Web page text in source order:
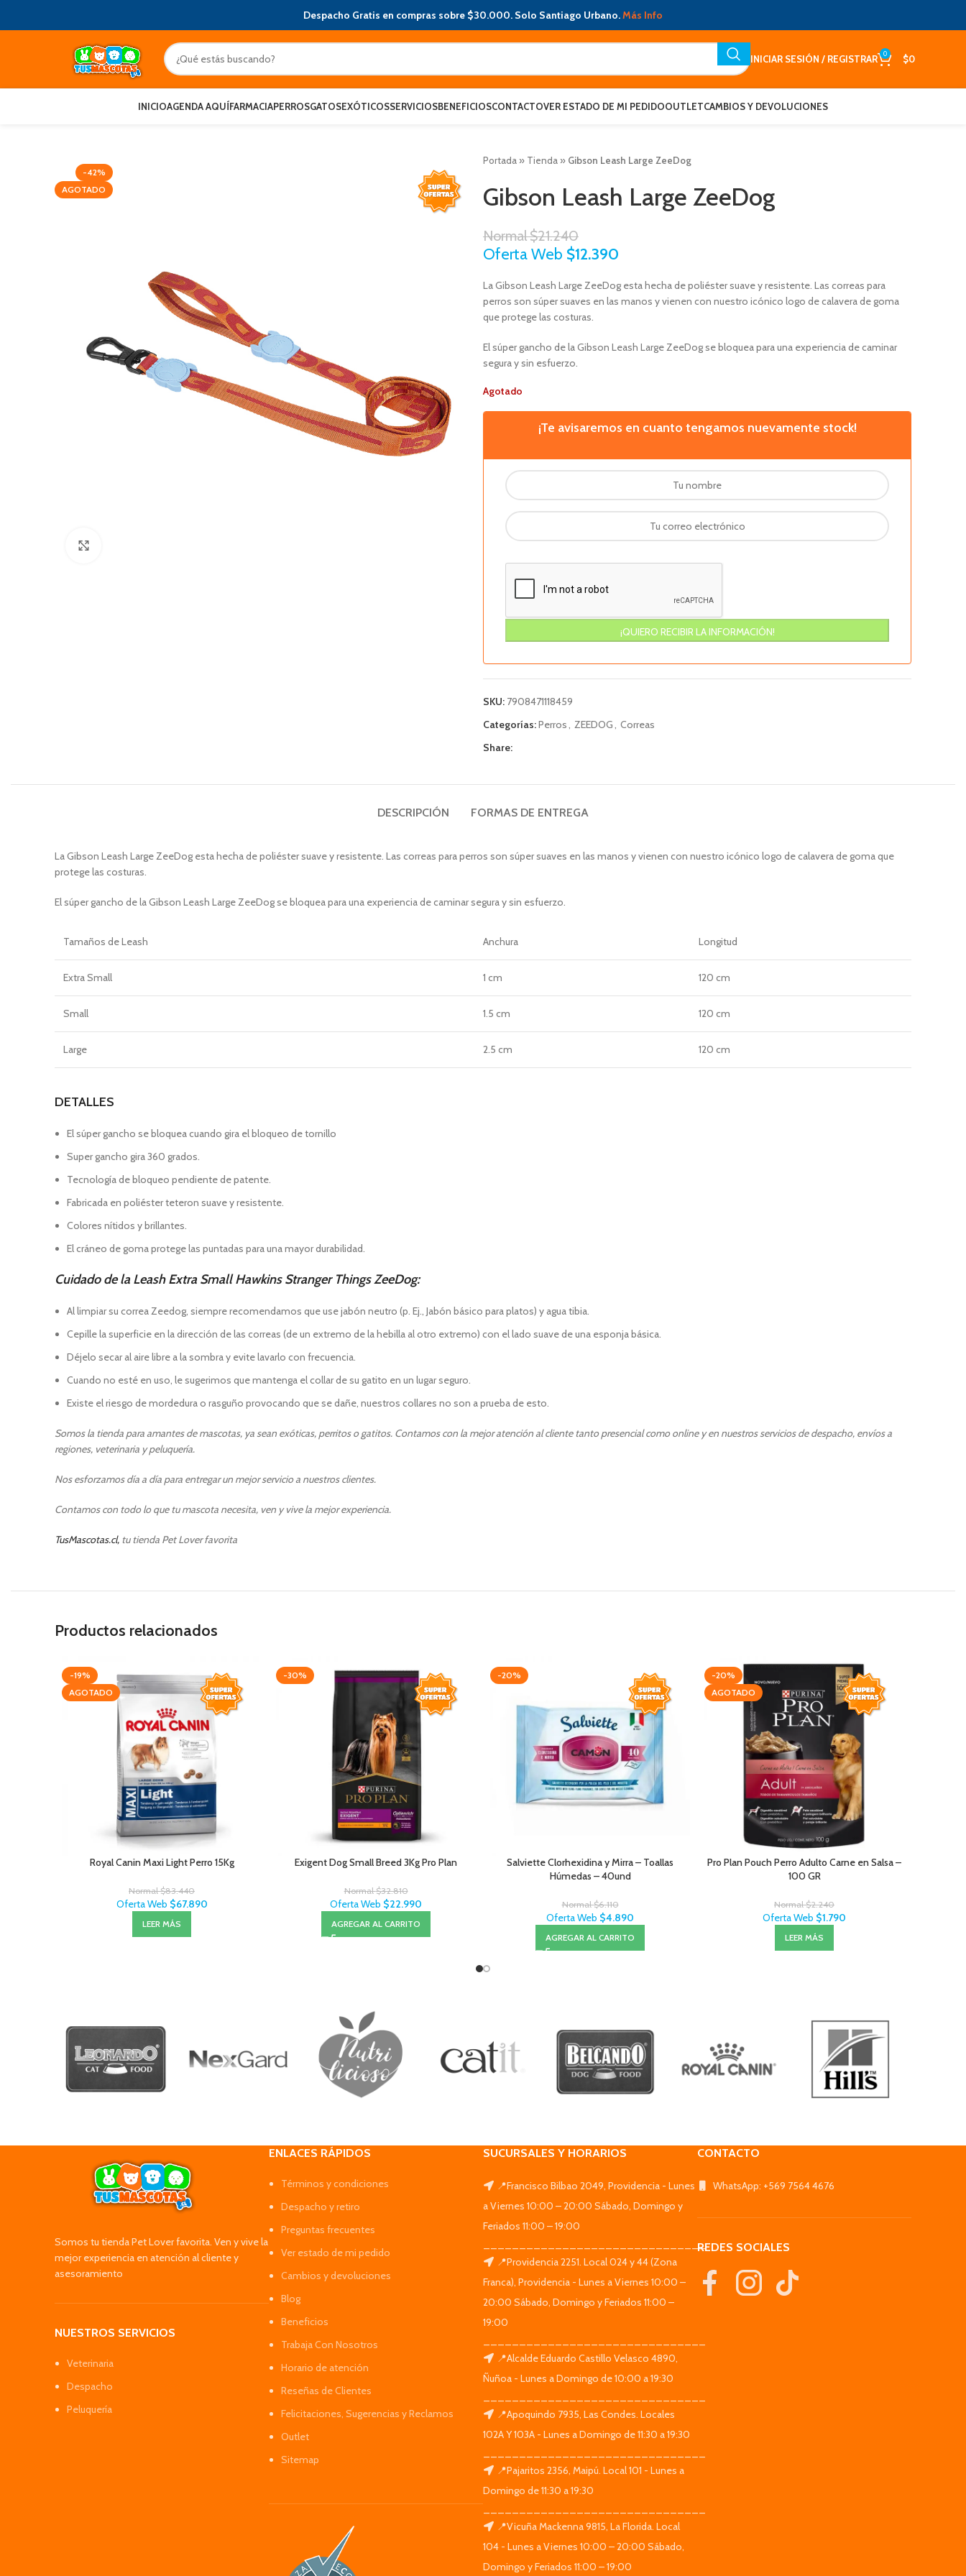
Despacho Gratis en compras sobre $30.000. Solo Santiago Urbano.Más Info
INICIAR SESIÓN / REGISTRAR 0 $0
INICIOAGENDA AQUÍFARMACIAPERROSGATOSEXÓTICOSSERVICIOSBENEFICIOSCONTACTOVER ESTADO DE MI PEDIDOOUTLETCAMBIOS Y DEVOLUCIONES
-42%
AGOTADO
Portada » Tienda » Gibson Leash Large ZeeDog
Gibson Leash Large ZeeDog
Normal$21.240
Oferta Web $12.390
La Gibson Leash Large ZeeDog esta hecha de poliéster suave y resistente. Las correas para
perros son súper suaves en las manos y vienen con nuestro icónico logo de calavera de goma
que protege las costuras.
El súper gancho de la Gibson Leash Large ZeeDog se bloquea para una experiencia de caminar
segura y sin esfuerzo.
Agotado
¡Te avisaremos en cuanto tengamos nuevamente stock!
SKU: 7908471118459
Categorías:Perros, ZEEDOG, Correas
Share:
DESCRIPCIÓN FORMAS DE ENTREGA
La Gibson Leash Large ZeeDog esta hecha de poliéster suave y resistente. Las correas para perros son súper suaves en las manos y vienen con nuestro icónico logo de calavera de goma que
protege las costuras.
El súper gancho de la Gibson Leash Large ZeeDog se bloquea para una experiencia de caminar segura y sin esfuerzo.
Tamaños de Leash Anchura Longitud
Extra Small 1 cm 120 cm
Small 1.5 cm 120 cm
Large 2.5 cm 120 cm
DETALLES
El súper gancho se bloquea cuando gira el bloqueo de tornillo
Super gancho gira 360 grados.
Tecnología de bloqueo pendiente de patente.
Fabricada en poliéster teteron suave y resistente.
Colores nítidos y brillantes.
El cráneo de goma protege las puntadas para una mayor durabilidad.
Cuidado de la Leash Extra Small Hawkins Stranger Things ZeeDog:
Al limpiar su correa Zeedog, siempre recomendamos que use jabón neutro (p. Ej., Jabón básico para platos) y agua tibia.
Cepille la superficie en la dirección de las correas (de un extremo de la hebilla al otro extremo) con el lado suave de una esponja básica.
Déjelo secar al aire libre a la sombra y evite lavarlo con frecuencia.
Cuando no esté en uso, le sugerimos que mantenga el collar de su gatito en un lugar seguro.
Existe el riesgo de mordedura o rasguño provocando que se dañe, nuestros collares no son a prueba de esto.
Somos la tienda para amantes de mascotas, ya sean exóticas, perritos o gatitos. Contamos con la mejor atención al cliente tanto presencial como online y en nuestros servicios de despacho, envíos a
regiones, veterinaria y peluquería.
Nos esforzamos día a día para entregar un mejor servicio a nuestros clientes.
Contamos con todo lo que tu mascota necesita, ven y vive la mejor experiencia.
TusMascotas.cl, tu tienda Pet Lover favorita
Productos relacionados
-19%
AGOTADO
Royal Canin Maxi Light Perro 15Kg
Normal$83.440
Oferta Web $67.890
LEER MÁS
-30%
Exigent Dog Small Breed 3Kg Pro Plan
Normal$32.810
Oferta Web $22.990
AGREGAR AL CARRITO
-20%
Salviette Clorhexidina y Mirra – Toallas
Húmedas – 40und
Normal$6.110
Oferta Web $4.890
AGREGAR AL CARRITO
-20%
AGOTADO
Pro Plan Pouch Perro Adulto Carne en Salsa –
100 GR
Normal$2.240
Oferta Web $1.790
LEER MÁS
Somos tu tienda Pet Lover favorita. Ven y vive la
mejor experiencia en atención al cliente y
asesoramiento
NUESTROS SERVICIOS
Veterinaria
Despacho
Peluquería
ENLACES RÁPIDOS
Términos y condiciones
Despacho y retiro
Preguntas frecuentes
Ver estado de mi pedido
Cambios y devoluciones
Blog
Beneficios
Trabaja Con Nosotros
Horario de atención
Reseñas de Clientes
Felicitaciones, Sugerencias y Reclamos
Outlet
Sitemap
SUCURSALES Y HORARIOS
📍Francisco Bilbao 2049, Providencia - Lunes
a Viernes 10:00 – 20:00 Sábado, Domingo y
Feriados 11:00 – 19:00
_______________________________
📍Providencia 2251. Local 024 y 44 (Zona
Franca), Providencia - Lunes a Viernes 10:00 –
20:00 Sábado, Domingo y Feriados 11:00 –
19:00
📍Alcalde Eduardo Castillo Velasco 4890,
Ñuñoa - Lunes a Domingo de 10:00 a 19:30
📍Apoquindo 7935, Las Condes. Locales
102A Y 103A - Lunes a Domingo de 11:30 a 19:30
📍Pajaritos 2356, Maipú. Local 101 - Lunes a
Domingo de 11:30 a 19:30
📍Vicuña Mackenna 9815, La Florida. Local
104 - Lunes a Viernes 10:00 – 20:00 Sábado,
Domingo y Feriados 11:00 – 19:00
CONTACTO
WhatsApp: +569 7564 4676
REDES SOCIALES